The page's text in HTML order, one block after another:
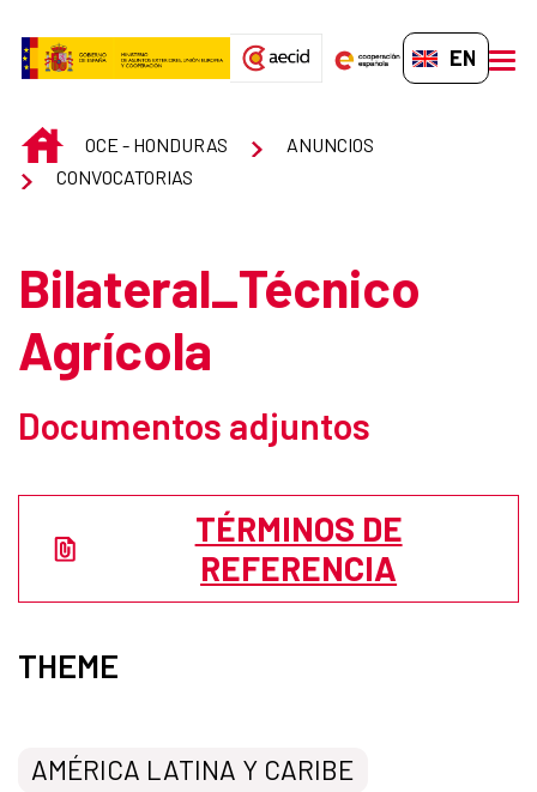
EN-GB
INICIOOCE - HONDURAS
ANUNCIOS
CONVOCATORIAS
Bilateral_Técnico
Agrícola
Documentos adjuntos
TÉRMINOS DE
REFERENCIA
THEME
AMÉRICA LATINA Y CARIBE